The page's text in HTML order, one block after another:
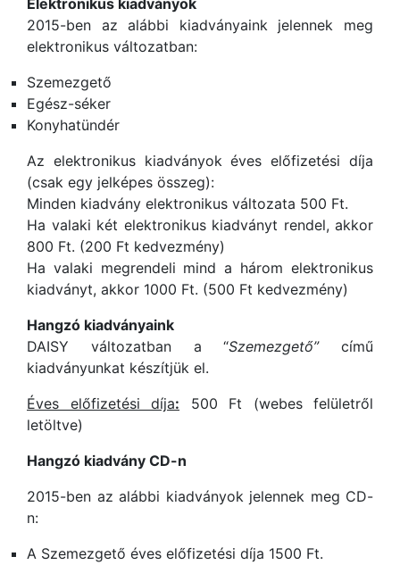
Elektronikus kiadványok
2015-ben az alábbi kiadványaink jelennek meg
elektronikus változatban:
Szemezgető
Egész-séker
Konyhatündér
Az elektronikus kiadványok éves előfizetési díja
(csak egy jelképes összeg):
Minden kiadvány elektronikus változata 500 Ft.
Ha valaki két elektronikus kiadványt rendel, akkor
800 Ft. (200 Ft kedvezmény)
Ha valaki megrendeli mind a három elektronikus
kiadványt, akkor 1000 Ft. (500 Ft kedvezmény)
Hangzó kiadványaink
DAISY változatban a “Szemezgető”című
kiadványunkat készítjük el.
Éves előfizetési díja: 500 Ft (webes felületről
letöltve)
Hangzó kiadvány CD-n
2015-ben az alábbi kiadványok jelennek meg CD-
n:
A Szemezgető éves előfizetési díja 1500 Ft.